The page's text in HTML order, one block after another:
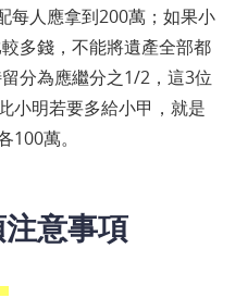
每人應拿到200萬；如果小
多錢，不能將遺產全部都
分為應繼分之1/2，這3位
小明若要多給小甲，就是
萬。
意事項